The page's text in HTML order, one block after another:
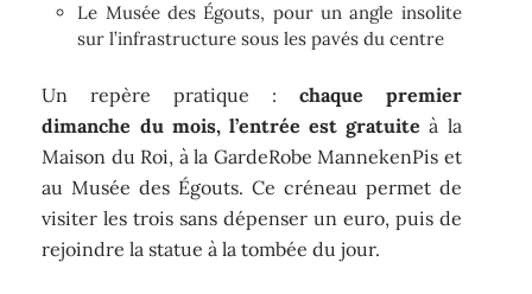
Le Musée des Égouts, pour un angle insolite
sur l’infrastructure sous les pavés du centre
Un repère pratique : chaque premier
dimanche du mois, l’entrée est gratuite à la
Maison du Roi, à la GardeRobe MannekenPis et
au Musée des Égouts. Ce créneau permet de
visiter les trois sans dépenser un euro, puis de
rejoindre la statue à la tombée du jour.